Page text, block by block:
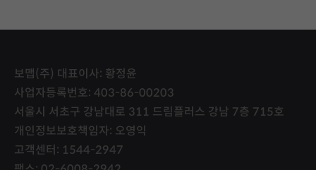
보맵(주) 대표이사: 황정윤
사업자등록번호: 403-86-00203
서울시 서초구 강남대로 311 드림플러스 강남 7층 715호
개인정보보호책임자: 오영익
고객센터: 1544-2947